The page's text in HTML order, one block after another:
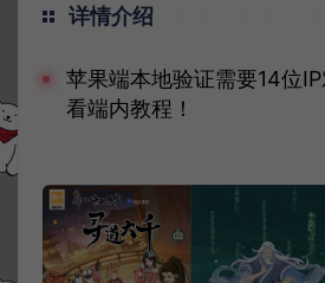
详情介绍
苹果端本地验证需要14位
看端内教程！